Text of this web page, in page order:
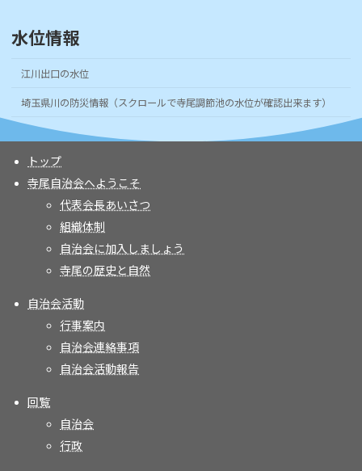
水位情報
江川出口の水位
埼玉県川の防災情報（スクロールで寺尾調節池の水位が確認出来ます）
トップ
寺尾自治会へようこそ
代表会長あいさつ
組織体制
自治会に加入しましょう
寺尾の歴史と自然
自治会活動
行事案内
自治会連絡事項
自治会活動報告
回覧
自治会
行政